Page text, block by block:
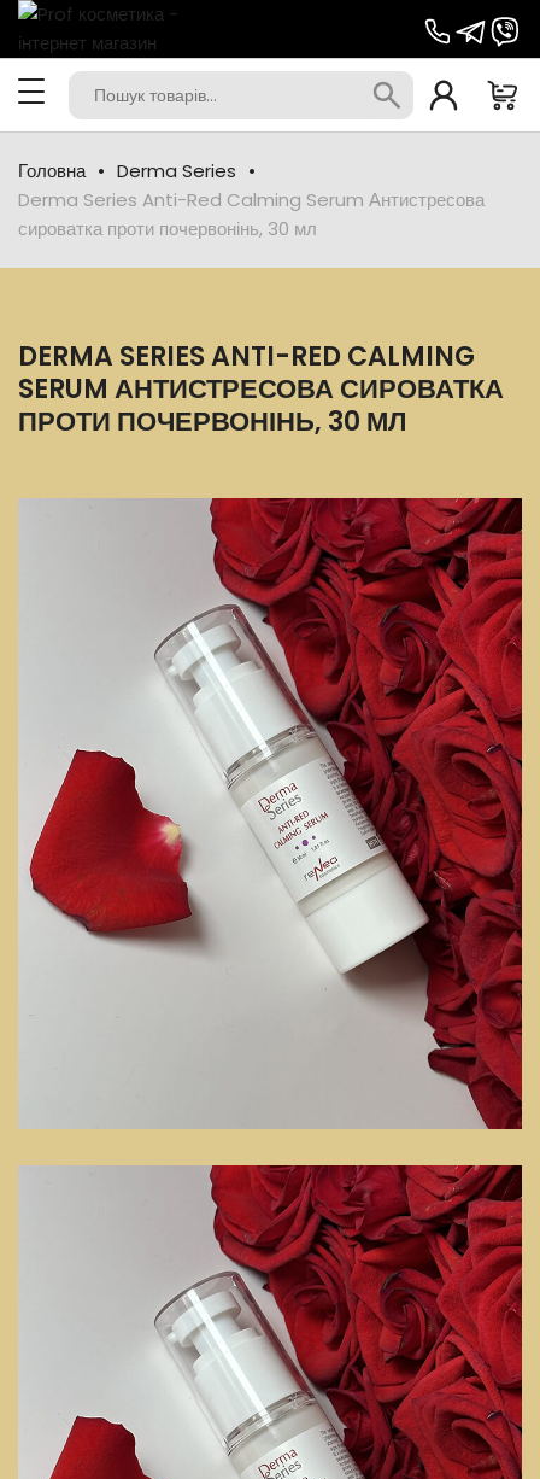
Головна
Derma Series
Derma Series Anti-Red Calming Serum Антистресова
сироватка проти почервонінь, 30 мл
DERMA SERIES ANTI-RED CALMING
SERUM АНТИСТРЕСОВА СИРОВАТКА
ПРОТИ ПОЧЕРВОНІНЬ, 30 МЛ